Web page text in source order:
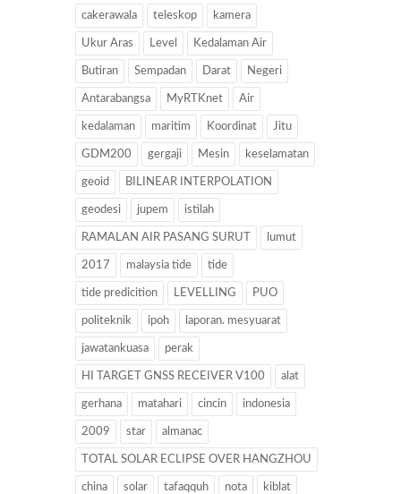
cakerawala teleskop kamera
Ukur Aras Level Kedalaman Air
Butiran Sempadan Darat Negeri
Antarabangsa MyRTKnet Air
kedalaman maritim Koordinat Jitu
GDM200 gergaji Mesin keselamatan
geoid BILINEAR INTERPOLATION
geodesi jupem istilah
RAMALAN AIR PASANG SURUT lumut
2017 malaysia tide tide
tide predicition LEVELLING PUO
politeknik ipoh laporan. mesyuarat
jawatankuasa perak
HI TARGET GNSS RECEIVER V100 alat
gerhana matahari cincin indonesia
2009 star almanac
TOTAL SOLAR ECLIPSE OVER HANGZHOU
china solar tafaqquh nota kiblat